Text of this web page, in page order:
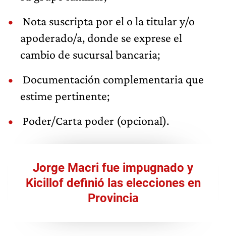
Nota suscripta por el o la titular y/o
apoderado/a, donde se exprese el
cambio de sucursal bancaria;
Documentación complementaria que
estime pertinente;
Poder/Carta poder (opcional).
Jorge Macri fue impugnado y
Kicillof definió las elecciones en
Provincia